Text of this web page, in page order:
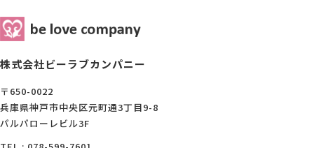
株式会社ビーラブカンパニー
〒650-0022
兵庫県神戸市中央区元町通3丁目9-8
パルパローレビル3F